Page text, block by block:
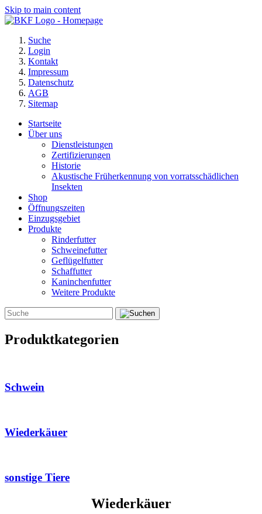
Skip to main content
Suche
Login
Kontakt
Impressum
Datenschutz
AGB
Sitemap
Startseite
Über uns
Dienstleistungen
Zertifizierungen
Historie
Akustische Früherkennung von vorratsschädlichen
Insekten
Shop
Öffnungszeiten
Einzugsgebiet
Produkte
Rinderfutter
Schweinefutter
Geflügelfutter
Schaffutter
Kaninchenfutter
Weitere Produkte
Produktkategorien
Schwein
Wiederkäuer
sonstige Tiere
Wiederkäuer